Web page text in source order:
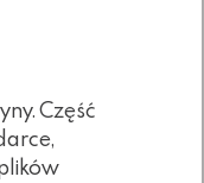
Część